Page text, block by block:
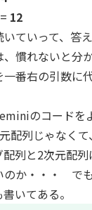
12
ていって、答
、慣れないと分
番右の引数に
のコードを
配列じゃなくて、
配列と2次元配
のか・・・ で
いてある。